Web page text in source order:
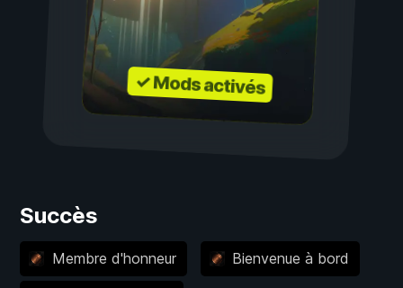
✓ Mods activés
Succès
Membre d'honneur Bienvenue à bord